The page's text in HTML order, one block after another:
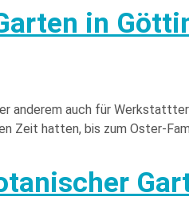
in
anderem auch für
Zeit hatten, bis zum Oster-